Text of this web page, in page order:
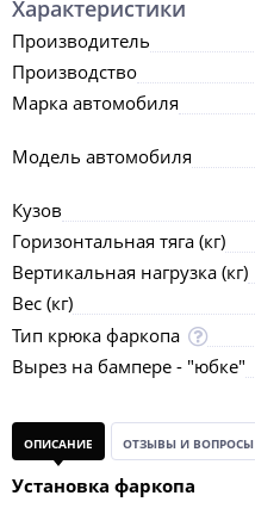
Характеристики
Производитель
Производство
Марка автомобиля
Модель автомобиля
Кузов
Горизонтальная тяга (кг)
Вертикальная нагрузка (кг)
Вес (кг)
Тип крюка фаркопа
Вырез на бампере - "юбке"
ОПИСАНИЕ ОТЗЫВЫ И ВОПРОСЫ
Установка фаркопа